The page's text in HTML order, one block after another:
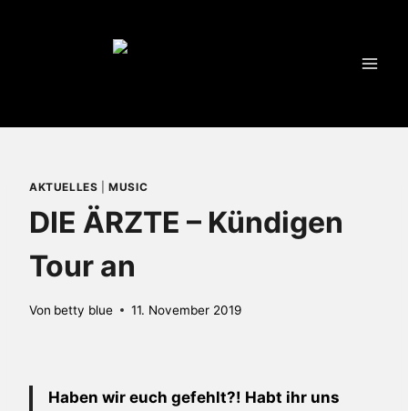
AKTUELLES |MUSIC
DIE ÄRZTE – Kündigen
Tour an
Von betty blue 11. November 2019
Haben wir euch gefehlt?! Habt ihr uns